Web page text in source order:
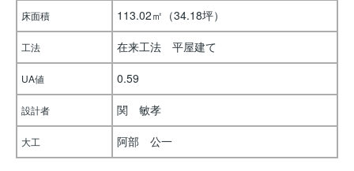
床面積 113.02㎡（34.18坪）
工法 在来工法 平屋建て
UA値 0.59
設計者 関 敏孝
大工 阿部 公一